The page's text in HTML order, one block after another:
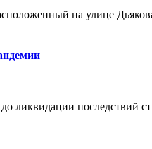
на улице
последствий